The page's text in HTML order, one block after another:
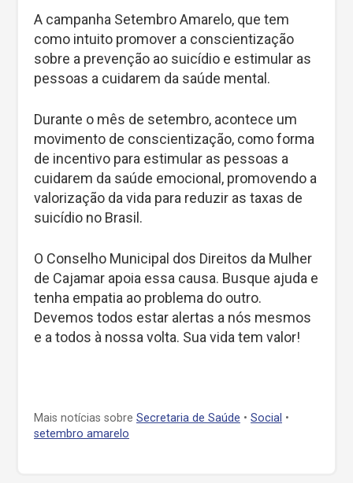
A campanha Setembro Amarelo, que tem
como intuito promover a conscientização
sobre a prevenção ao suicídio e estimular as
pessoas a cuidarem da saúde mental.
Durante o mês de setembro, acontece um
movimento de conscientização, como forma
de incentivo para estimular as pessoas a
cuidarem da saúde emocional, promovendo a
valorização da vida para reduzir as taxas de
suicídio no Brasil.
O Conselho Municipal dos Direitos da Mulher
de Cajamar apoia essa causa. Busque ajuda e
tenha empatia ao problema do outro.
Devemos todos estar alertas a nós mesmos
e a todos à nossa volta. Sua vida tem valor!
Mais notícias sobre Secretaria de Saúde • Social •
setembro amarelo